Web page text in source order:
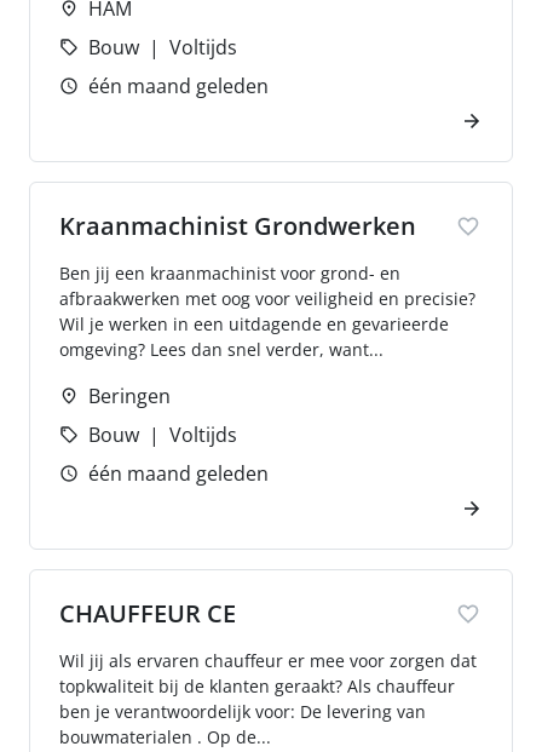
HAM
Bouw
Voltijds
één maand geleden
Kraanmachinist Grondwerken
Ben jij een kraanmachinist voor grond- en
afbraakwerken met oog voor veiligheid en precisie?
Wil je werken in een uitdagende en gevarieerde
omgeving? Lees dan snel verder, want...
Beringen
Bouw
Voltijds
één maand geleden
CHAUFFEUR CE
Wil jij als ervaren chauffeur er mee voor zorgen dat
topkwaliteit bij de klanten geraakt? Als chauffeur
ben je verantwoordelijk voor: De levering van
bouwmaterialen . Op de...